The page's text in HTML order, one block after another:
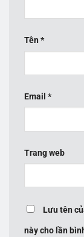
Tên *
Email *
Trang web
Lưu tên
này cho lần